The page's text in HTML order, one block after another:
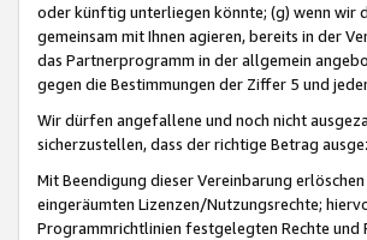
oder künftig unterliegen könnte; (g) wenn wir
gemeinsam mit Ihnen agieren, bereits in der
das Partnerprogramm in der allgemein
gegen die Bestimmungen der Ziffer 5 und
Wir dürfen angefallene und noch nicht
sicherzustellen, dass der richtige Betrag
Mit Beendigung dieser Vereinbarung
eingeräumten Lizenzen/Nutzungsrechte;
Programmrichtlinien festgelegten Rechte